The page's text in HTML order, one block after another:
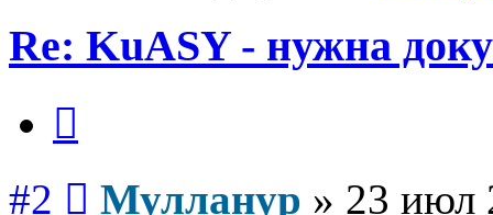
Re: KuASY - нужна
#2 Мулланур » 23 июл